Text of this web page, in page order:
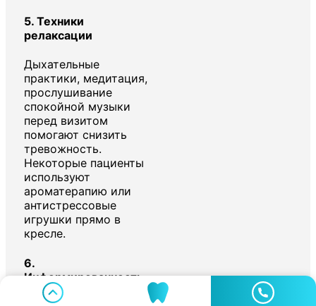
5. Техники
релаксации
Дыхательные
практики, медитация,
прослушивание
спокойной музыки
перед визитом
помогают снизить
тревожность.
Некоторые пациенты
используют
ароматерапию или
антистрессовые
игрушки прямо в
кресле.
6.
Информированность